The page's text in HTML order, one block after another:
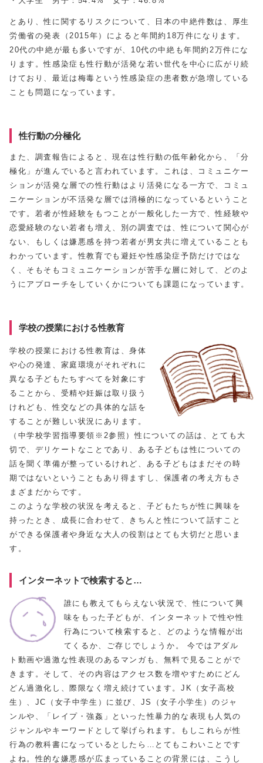
とあり、性に関するリスクについて、日本の中絶件数は、厚生
労働省の発表（2015年）によると年間約18万件になります。
20代の中絶が最も多いですが、10代の中絶も年間約2万件にな
ります。性感染症も性行動が活発な若い世代を中心に広がり続
けており、最近は梅毒という性感染症の患者数が急増している
ことも問題になっています。
性行動の分極化
また、調査報告によると、現在は性行動の低年齢化から、「分
極化」が進んでいると言われています。これは、コミュニケー
ションが活発な層での性行動はより活発になる一方で、コミュ
ニケーションが不活発な層では消極的になっているということ
です。若者が性経験をもつことが一般化した一方で、性経験や
恋愛経験のない若者も増え、別の調査では、性について関心が
ない、もしくは嫌悪感を持つ若者が男女共に増えていることも
わかっています。性教育でも避妊や性感染症予防だけではな
く、そもそもコミュニケーションが苦手な層に対して、どのよ
うにアプローチをしていくかについても課題になっています。
学校の授業における性教育
学校の授業における性教育は、身体
や心の発達、家庭環境がそれぞれに
異なる子どもたちすべてを対象にす
ることから、受精や妊娠は取り扱う
けれども、性交などの具体的な話を
することが難しい状況にあります。
（中学校学習指導要領※2参照）性についての話は、とても大
切で、デリケートなことであり、ある子どもは性についての
話を聞く準備が整っているけれど、ある子どもはまだその時
期ではないということもあり得ますし、保護者の考え方もさ
まざまだからです。
このような学校の状況を考えると、子どもたちが性に興味を
持ったとき、成長に合わせて、きちんと性について話すこと
ができる保護者や身近な大人の役割はとても大切だと思いま
す。
インターネットで検索すると…
誰にも教えてもらえない状況で、性について興
味をもった子どもが、インターネットで性や性
行為について検索すると、どのような情報が出
てくるか、ご存じでしょうか。 今ではアダル
ト動画や過激な性表現のあるマンガも、無料で見ることがで
きます。そして、その内容はアクセス数を増やすためにどん
どん過激化し、際限なく増え続けています。JK（女子高校
生）、JC（女子中学生）に並び、JS（女子小学生）のジャ
ンルや、「レイプ・強姦」といった性暴力的な表現も人気の
ジャンルやキーワードとして挙げられます。もしこれらが性
行為の教科書になっているとしたら…とてもこわいことです
よね。性的な嫌悪感が広まっていることの背景には、こうし